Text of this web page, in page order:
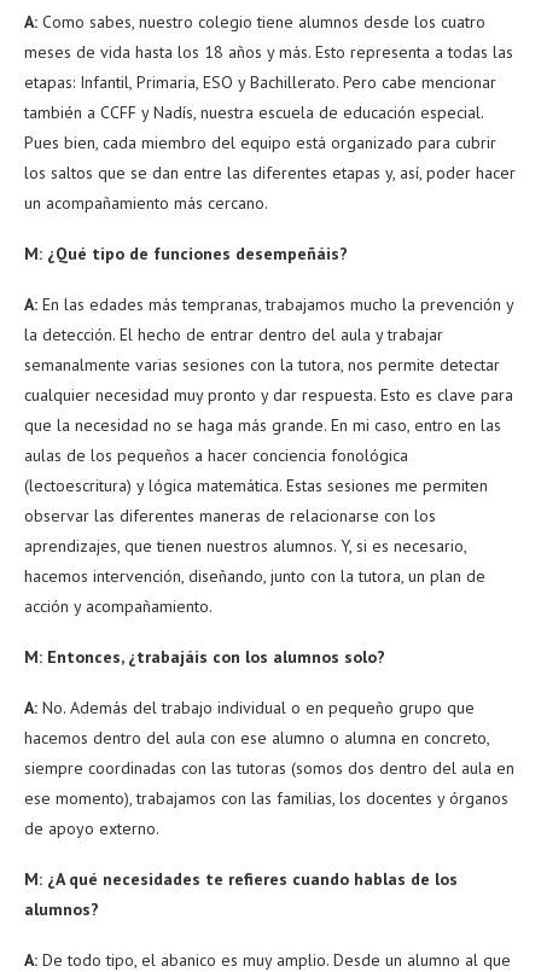
A: Como sabes, nuestro colegio tiene alumnos desde los cuatro
meses de vida hasta los 18 años y más. Esto representa a todas las
etapas: Infantil, Primaria, ESO y Bachillerato. Pero cabe mencionar
también a CCFF y Nadís, nuestra escuela de educación especial.
Pues bien, cada miembro del equipo está organizado para cubrir
los saltos que se dan entre las diferentes etapas y, así, poder hacer
un acompañamiento más cercano.
M: ¿Qué tipo de funciones desempeñáis?
A: En las edades más tempranas, trabajamos mucho la prevención y
la detección. El hecho de entrar dentro del aula y trabajar
semanalmente varias sesiones con la tutora, nos permite detectar
cualquier necesidad muy pronto y dar respuesta. Esto es clave para
que la necesidad no se haga más grande. En mi caso, entro en las
aulas de los pequeños a hacer conciencia fonológica
(lectoescritura) y lógica matemática. Estas sesiones me permiten
observar las diferentes maneras de relacionarse con los
aprendizajes, que tienen nuestros alumnos. Y, si es necesario,
hacemos intervención, diseñando, junto con la tutora, un plan de
acción y acompañamiento.
M: Entonces, ¿trabajáis con los alumnos solo?
A: No. Además del trabajo individual o en pequeño grupo que
hacemos dentro del aula con ese alumno o alumna en concreto,
siempre coordinadas con las tutoras (somos dos dentro del aula en
ese momento), trabajamos con las familias, los docentes y órganos
de apoyo externo.
M: ¿A qué necesidades te refieres cuando hablas de los
alumnos?
A: De todo tipo, el abanico es muy amplio. Desde un alumno al que